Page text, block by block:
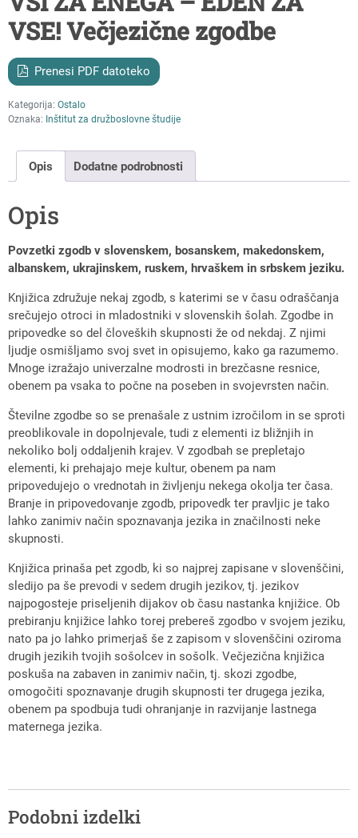
VSE! Večjezične zgodbe
Prenesi PDF datoteko
Kategorija: Ostalo
Oznaka: Inštitut za družboslovne študije
Opis Dodatne podrobnosti
Opis
Povzetki zgodb v slovenskem, bosanskem, makedonskem,
albanskem, ukrajinskem, ruskem, hrvaškem in srbskem jeziku.
Knjižica združuje nekaj zgodb, s katerimi se v času odraščanja
srečujejo otroci in mladostniki v slovenskih šolah. Zgodbe in
pripovedke so del človeških skupnosti že od nekdaj. Z njimi
ljudje osmišljamo svoj svet in opisujemo, kako ga razumemo.
Mnoge izražajo univerzalne modrosti in brezčasne resnice,
obenem pa vsaka to počne na poseben in svojevrsten način.
Številne zgodbe so se prenašale z ustnim izročilom in se sproti
preoblikovale in dopolnjevale, tudi z elementi iz bližnjih in
nekoliko bolj oddaljenih krajev. V zgodbah se prepletajo
elementi, ki prehajajo meje kultur, obenem pa nam
pripovedujejo o vrednotah in življenju nekega okolja ter časa.
Branje in pripovedovanje zgodb, pripovedk ter pravljic je tako
lahko zanimiv način spoznavanja jezika in značilnosti neke
skupnosti.
Knjižica prinaša pet zgodb, ki so najprej zapisane v slovenščini,
sledijo pa še prevodi v sedem drugih jezikov, tj. jezikov
najpogosteje priseljenih dijakov ob času nastanka knjižice. Ob
prebiranju knjižice lahko torej prebereš zgodbo v svojem jeziku,
nato pa jo lahko primerjaš še z zapisom v slovenščini oziroma
drugih jezikih tvojih sošolcev in sošolk. Večjezična knjižica
poskuša na zabaven in zanimiv način, tj. skozi zgodbe,
omogočiti spoznavanje drugih skupnosti ter drugega jezika,
obenem pa spodbuja tudi ohranjanje in razvijanje lastnega
maternega jezika.
Podobni izdelki